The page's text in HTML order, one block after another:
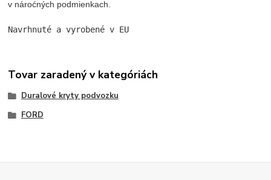
Navrhnuté a vyrobené v EU
Tovar zaradený v kategóriách
Duralové kryty podvozku
FORD